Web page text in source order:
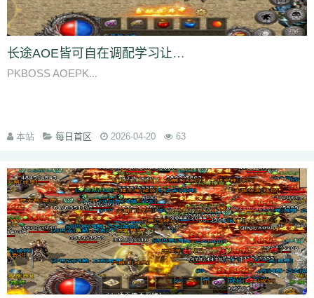
长途AOE皆可自在调配学习让PK的战略性不仅体现在操作
PKBOSS AOEPK...
本站 每日首区 2026-04-20 63